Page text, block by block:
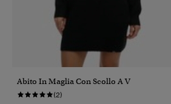
Abito In Maglia Con Scollo A V
(2)